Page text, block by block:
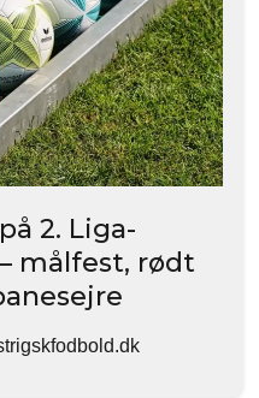
2. Liga-
målfest, rødt